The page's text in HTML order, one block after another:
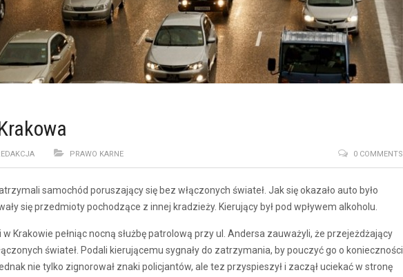
PRAWO KARNE 0 COMMENTS
samochód poruszający się bez włączonych świateł. Jak się okazało auto było
się przedmioty pochodzące z innej kradzieży. Kierujący był pod wpływem alkoholu.
Krakowie pełniąc nocną służbę patrolową przy ul. Andersa zauważyli, że przejeżdżający
świateł. Podali kierującemu sygnały do zatrzymania, by pouczyć go o konieczności
nie tylko zignorował znaki policjantów, ale tez przyspieszył i zaczął uciekać w stronę